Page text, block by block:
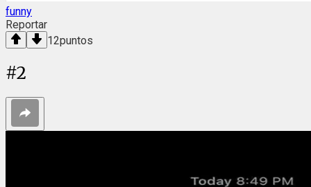
funny
Reportar
12puntos
#2